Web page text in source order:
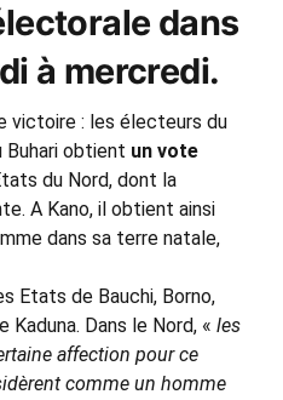
dans
à mercredi.
victoire : les électeurs du
Buhari obtient un vote
du Nord, dont la
A Kano, il obtient ainsi
dans sa terre natale,
Etats de Bauchi, Borno,
Dans le Nord, « les
affection pour ce
comme un homme